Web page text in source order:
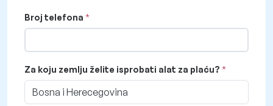
Broj telefona
Za koju zemlju želite isprobati alat za plaću?
Bosna i Herecegovina